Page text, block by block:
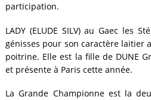
participation.
LADY (ELUDE SILV) au Gaec les
génisses pour son caractère laitier
poitrine. Elle est la fille de DUNE
et présente à Paris cette année.
La Grande Championne est la